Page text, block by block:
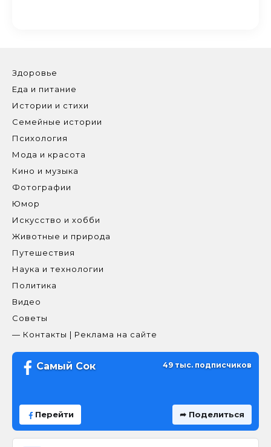
Здоровье
Еда и питание
Истории и стихи
Семейные истории
Психология
Мода и красота
Кино и музыка
Фотографии
Юмор
Искусство и хобби
Животные и природа
Путешествия
Наука и технологии
Политика
Видео
Советы
— Контакты | Реклама на сайте
Самый Сок 49 тыс. подписчиков
Перейти ➦ Поделиться